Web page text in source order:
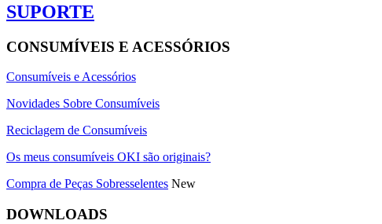
SUPORTE
CONSUMÍVEIS E ACESSÓRIOS
Consumíveis e Acessórios
Novidades Sobre Consumíveis
Reciclagem de Consumíveis
Os meus consumíveis OKI são originais?
Compra de Peças Sobresselentes New
DOWNLOADS